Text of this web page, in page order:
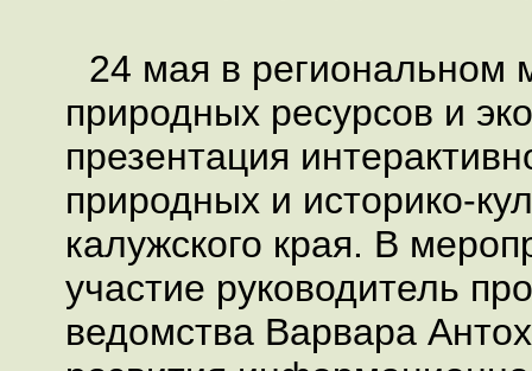
24 мая в региональном
природных ресурсов и
презентация
природных и историко-
калужского края. В
участие руководитель
ведомства Варвара